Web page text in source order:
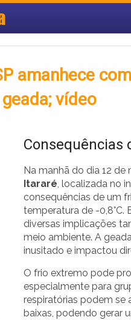
amanhece
vídeo
Consequências
Na manhã do dia 12
Itararé, localizada no
consequências de um
temperatura de -0,8°C.
diversas implicações
meio ambiente. A
inusitado e impactou
O frio extremo pode
especialmente para
respiratórias podem se
baixas, podendo gerar